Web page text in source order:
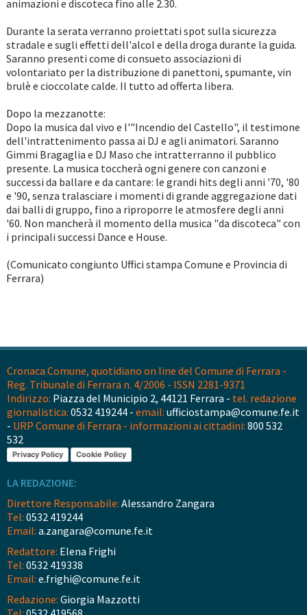
animazioni e discoteca fino alle 2.30.
Durante la serata verranno proiettati spot sulla sicurezza
stradale e sugli effetti dell'alcol e della droga durante la guida.
Saranno presenti come di consueto associazioni di
volontariato per la distribuzione di panettoni, spumante, vin
brulè e cioccolate calde. Il tutto ad offerta libera.
Dopo la mezzanotte:
Dopo la musica dal vivo e l'"Incendio del Castello", il testimone
dell'intrattenimento passa ai DJ e agli animatori. Saranno
Gimmi Bragaglia e DJ Maso che intratterranno il pubblico
presente. La musica toccherà ogni genere con canzoni e
successi da ballare e da cantare: le grandi hits degli anni '70, '80
e '90, senza tralasciare i momenti di grande aggregazione dati
dai balli di gruppo, fino a riproporre le atmosfere degli anni
'60. Non mancherà il momento della musica "da discoteca" con
i principali successi Dance e House.
(Comunicato congiunto Uffici stampa Comune e Provincia di
Ferrara)
Cronaca Comune, quotidiano on line del Comune di Ferrara -
Reg. Tribunale di Ferrara n. 4/2006 - ISSN 2281-9371
Indirizzo: Piazza del Municipio 2, 44121 Ferrara - tel. redazione
giornalistica: 0532 419244 - email: ufficiostampa@comune.fe.it
- URP Comune di Ferrara - informazioni ai cittadini: 800 532
532
Privacy Policy Cookie Policy
LA REDAZIONE:
Direttore Responsabile: Alessandro Zangara
Tel: 0532 419244
Email: a.zangara@comune.fe.it
Redattore: Elena Frighi
Tel: 0532 419338
Email: e.frighi@comune.fe.it
Redazione: Giorgia Mazzotti